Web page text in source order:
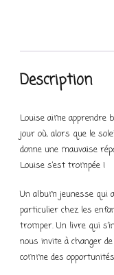
Description
Louise aime apprendre
jour où, alors que le
donne une mauvaise
Louise s’est trompée !
Un album jeunesse qui
particulier chez les
tromper. Un livre qui
nous invite à changer
comme des